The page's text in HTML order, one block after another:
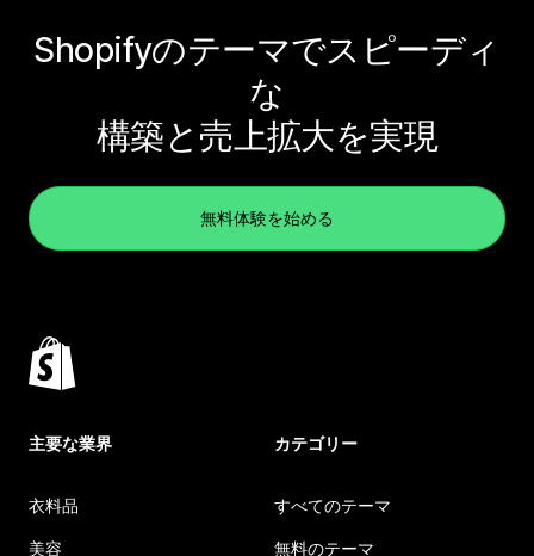
Shopifyのテーマでスピーディ
な
構築と売上拡大を実現
無料体験を始める
主要な業界
衣料品
美容
カテゴリー
すべてのテーマ
無料のテーマ